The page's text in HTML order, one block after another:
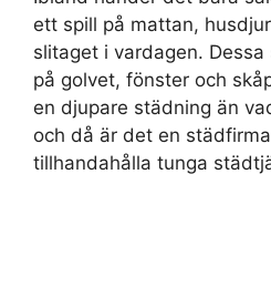
ett spill på mattan,
slitaget i vardagen.
på golvet, fönster och
en djupare städning än
och då är det en
tillhandahålla tunga